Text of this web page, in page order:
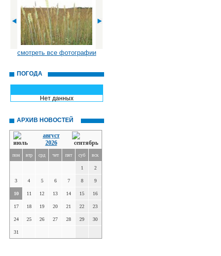
смотреть все фотографии
ПОГОДА
Нет данных
АРХИВ НОВОСТЕЙ
август
2026
пон втр срд чет пят суб вск
1 2
3 4 5 6 7 8 9
10 11 12 13 14 15 16
17 18 19 20 21 22 23
24 25 26 27 28 29 30
31